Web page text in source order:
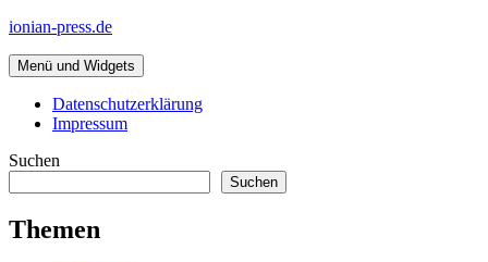
Zum
springen
ionian-press.de
Menü und Widgets
Datenschutzerklärung
Impressum
Suchen
Suchen
Themen